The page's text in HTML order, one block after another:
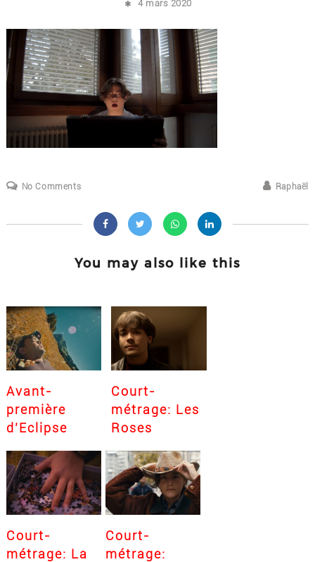
4 mars 2020
No Comments Raphaël
You may also like this
Avant-
première
d’Eclipse
Court-
métrage: Les
Roses
Court-
métrage: La
Court-
métrage: